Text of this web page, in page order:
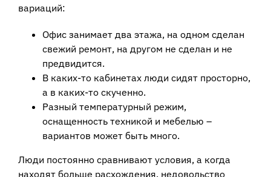
вариаций:
Офис занимает два этажа, на одном сделан
свежий ремонт, на другом не сделан и не
предвидится.
В каких-то кабинетах люди сидят просторно,
а в каких-то скученно.
Разный температурный режим,
оснащенность техникой и мебелью –
вариантов может быть много.
Люди постоянно сравнивают условия, а когда
находят больше расхождения, недовольство